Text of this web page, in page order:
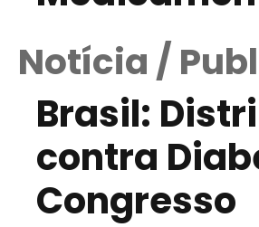
Notícia /
Brasil:
contra
Congresso